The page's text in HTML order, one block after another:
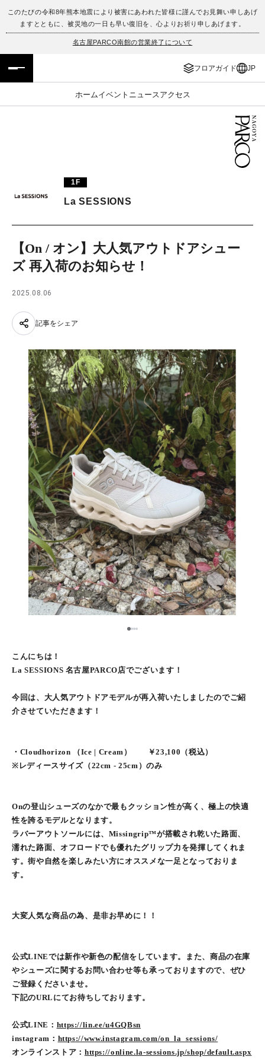
このたびの令和8年熊本地震により被害にあわれた皆様に謹んでお見舞い申しあげ
ますとともに、被災地の一日も早い復旧を、心よりお祈り申しあげます。
名古屋PARCO南館の営業終了について
フロアガイド JP
ホームイベント ニュース アクセス
フロアガイド
イベント・ポップアップ
TAX FREE
JP
ENGLISH
1F
La SESSIONS
【On / オン】大人気アウトドアシュー
ズ 再入荷のお知らせ！
2025.08.06
記事をシェア
123
こんにちは！
La SESSIONS 名古屋PARCO店でございます！
今回は、大人気アウトドアモデルが再入荷いたしましたのでご紹
介させていただきます！
・Cloudhorizon （Ice | Cream） ￥23,100（税込）
※レディースサイズ（22cm - 25cm）のみ
Onの登山シューズのなかで最もクッション性が高く、極上の快適
性を誇るモデルとなります。
ラバーアウトソールには、Missingrip™が搭載され乾いた路面、
濡れた路面、オフロードでも優れたグリップ力を発揮してくれま
す。街や自然を楽しみたい方にオススメな一足となっておりま
す。
大変人気な商品の為、是非お早めに！！
公式LINEでは新作や新色の配信をしています。また、商品の在庫
やシューズに関するお問い合わせ等も承っておりますので、ぜひ
ご登録くださいませ。
下記のURLにてお待ちしております。
公式LINE： https://lin.ee/u4GQBsn
instagram： https://www.instagram.com/on_la_sessions/
オンラインストア： https://online.la-sessions.jp/shop/default.aspx